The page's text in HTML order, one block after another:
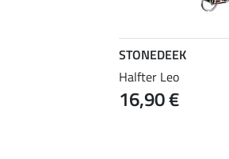
STONEDEEK
Halfter Leo
16,90 €